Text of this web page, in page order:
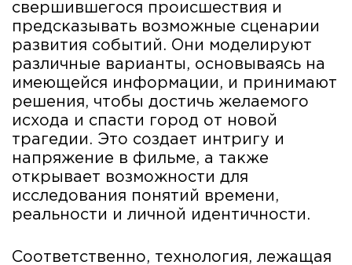
свершившегося происшествия и
предсказывать возможные сценарии
развития событий. Они моделируют
различные варианты, основываясь на
имеющейся информации, и принимают
решения, чтобы достичь желаемого
исхода и спасти город от новой
трагедии. Это создает интригу и
напряжение в фильме, а также
открывает возможности для
исследования понятий времени,
реальности и личной идентичности.
Соответственно, технология, лежащая